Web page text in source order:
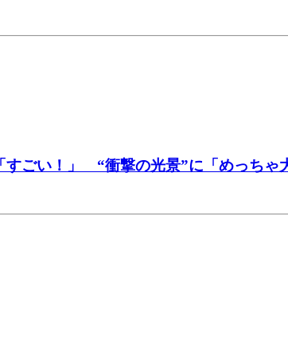
ごい！」 “衝撃の光景”に「めっちゃ